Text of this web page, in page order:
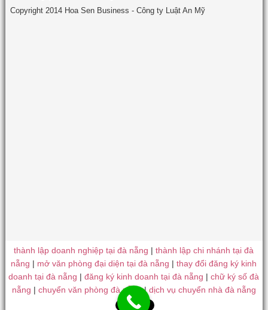
Copyright 2014 Hoa Sen Business - Công ty Luật An Mỹ
thành lập doanh nghiệp tại đà nẵng |thành lập chi nhánh tại đà
nẵng | mở văn phòng đại diện tại đà nẵng |thay đổi đăng ký kinh
doanh tại đà nẵng |đăng ký kinh doanh tại đà nẵng |chữ ký số đà
nẵng | chuyển văn phòng đà nẵng|dịch vụ chuyển nhà đà nẵng